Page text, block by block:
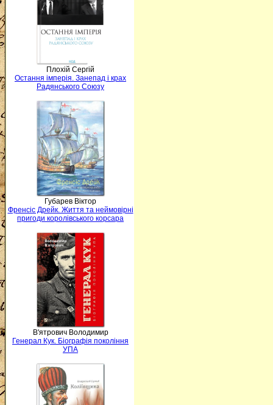
Плохій Сергій
Остання імперія. Занепад і крах
Радянського Союзу
Губарев Віктор
Френсіс Дрейк. Життя та неймовірні
пригоди королівського корсара
В'ятрович Володимир
Генерал Кук. Біографія покоління
УПА